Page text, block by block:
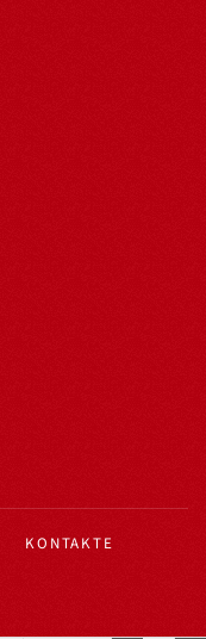
KONTAKTE